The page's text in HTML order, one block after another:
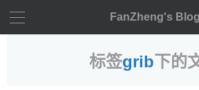
FanZheng's Blog
标签grib下的